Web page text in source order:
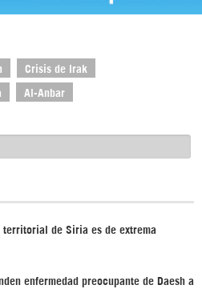
Crisis de Irak
Al-Anbar
territorial de Siria es de extrema
enfermedad preocupante de Daesh a